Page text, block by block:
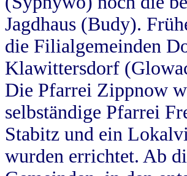
Jagdhaus (Budy).
die Filialgemeinden
Klawittersdorf
Die Pfarrei Zippnow
selbständige Pfarrei
Stabitz und ein
wurden errichtet. Ab